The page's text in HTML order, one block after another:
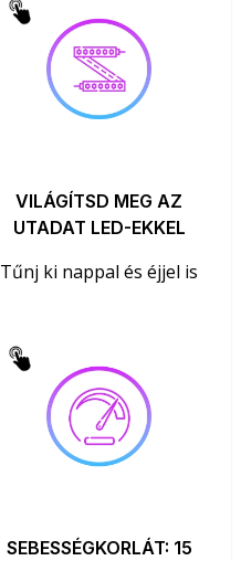
VILÁGÍTSD MEG AZ
UTADAT LED-EKKEL
Tűnj ki nappal és éjjel is
SEBESSÉGKORLÁT: 15